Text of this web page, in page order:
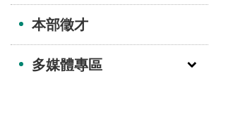
本部徵才
多媒體專區